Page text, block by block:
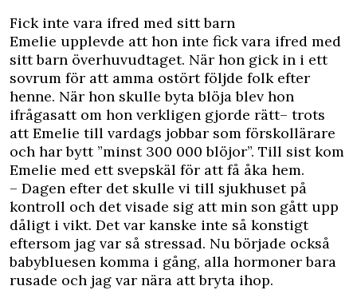
Fick inte vara ifred med sitt barn
Emelie upplevde att hon inte fick vara ifred med
sitt barn överhuvudtaget. När hon gick in i ett
sovrum för att amma ostört följde folk efter
henne. När hon skulle byta blöja blev hon
ifrågasatt om hon verkligen gjorde rätt– trots
att Emelie till vardags jobbar som förskollärare
och har bytt ”minst 300 000 blöjor”. Till sist kom
Emelie med ett svepskäl för att få åka hem.
– Dagen efter det skulle vi till sjukhuset på
kontroll och det visade sig att min son gått upp
dåligt i vikt. Det var kanske inte så konstigt
eftersom jag var så stressad. Nu började också
babybluesen komma i gång, alla hormoner bara
rusade och jag var nära att bryta ihop.